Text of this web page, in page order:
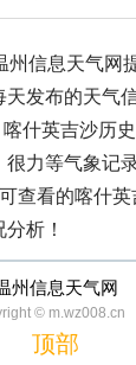
州信息天气网
发布的天气
什英吉沙历
力等气象记录
查看的喀什
析！
州信息天气网
© m.wz008.cn
顶部